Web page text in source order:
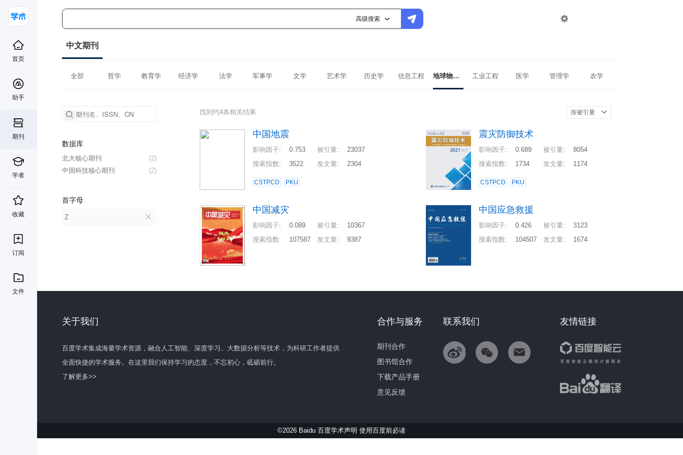
高级搜索 
首页
助手
期刊
学者
收藏
订阅
文件
中文期刊
全部 哲学 教育学 经济学 法学 军事学 文学 艺术学 历史学 信息工程 地球物理学 工业工程 医学 管理学 农学
数据库
(2)
北大核心期刊
(2)
中国科技核心期刊
首字母
Z
找到约4条相关结果 按被引量
中国地震
影响因子: 0.753 被引量:
23037
搜索指数: 3522 发文量: 2304
CSTPCD PKU
震灾防御技术
影响因子: 0.689 被引量:
8054
搜索指数: 1734 发文量: 1174
CSTPCD PKU
中国减灾
影响因子: 0.089 被引量:
10367
搜索指数: 107587 发文量: 9387
中国应急救援
影响因子: 0.426 被引量:
3123
搜索指数: 104507 发文量: 1674
关于我们
百度学术集成海量学术资源，融合人工智能、深度学习、大数据分析等技术，为科研工作者提供
全面快捷的学术服务。在这里我们保持学习的态度，不忘初心，砥砺前行。
了解更多>>
友情链接
联系我们
合作与服务
期刊合作
图书馆合作
下载产品手册
意见反馈
©2026 Baidu 百度学术声明 使用百度前必读